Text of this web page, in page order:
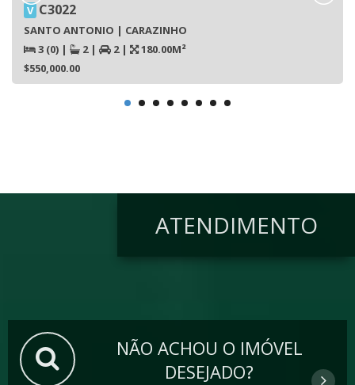
V C3022
SANTO ANTONIO | CARAZINHO
3 (0) | 2 | 2 |
180.00M²
$550,000.00
ATENDIMENTO
NÃO ACHOU O IMÓVEL
DESEJADO?